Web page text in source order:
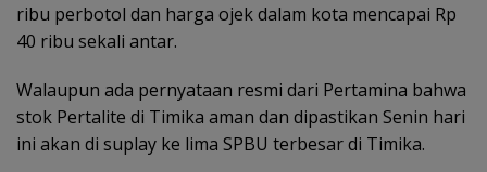
ribu perbotol dan harga ojek dalam kota mencapai Rp
40 ribu sekali antar.
Walaupun ada pernyataan resmi dari Pertamina bahwa
stok Pertalite di Timika aman dan dipastikan Senin hari
ini akan di suplay ke lima SPBU terbesar di Timika.